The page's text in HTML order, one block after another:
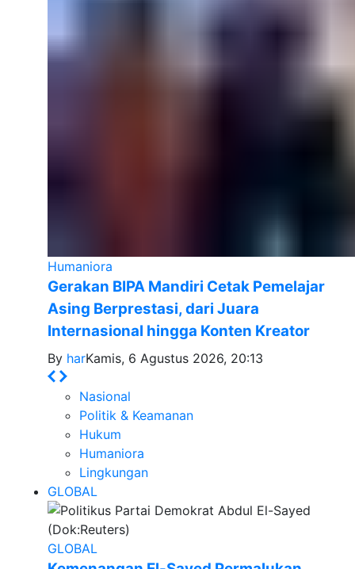
Humaniora
Gerakan BIPA Mandiri Cetak Pemelajar
Asing Berprestasi, dari Juara
Internasional hingga Konten Kreator
By harKamis, 6 Agustus 2026, 20:13
Nasional
Politik & Keamanan
Hukum
Humaniora
Lingkungan
GLOBAL
GLOBAL